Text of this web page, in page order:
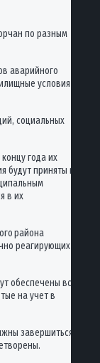
по разным
аварийного
условия
социальных
года их
будут приняты в
в их
района
реагирующих
обеспечены все
на учет в
завершиться